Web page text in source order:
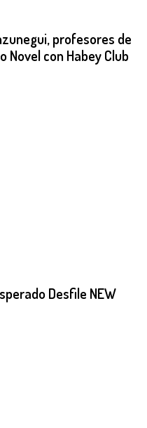
profesores de
Novel con Habey Club
Desfile NEW